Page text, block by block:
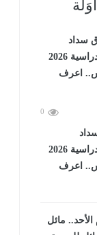
0
المصروفات الدراسية 2026
اعرف